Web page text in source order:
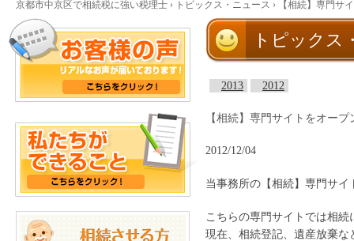
京都市中京区で相続税に強い税理士 › トピックス・ニュース › 【相続】専門サ
トピックス
2013 2012
【相続】専門サイトをオー
2012/12/04
当事務所の【相続】専門サ
こちらの専門サイトでは相
現在、相続登記、遺産放棄